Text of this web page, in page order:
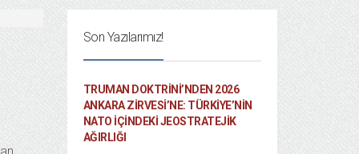
Son Yazılarımız!
TRUMAN DOKTRINI’NDEN 2026
ANKARA ZIRVESI’NE: TÜRKIYE’NIN
NATO İÇINDEKI JEOSTRATEJIK
AĞIRLIĞI